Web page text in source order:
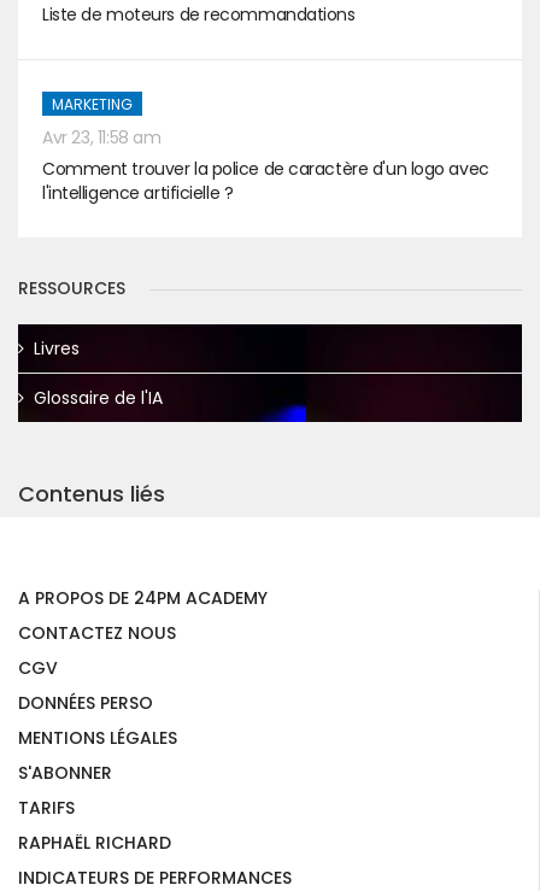
Liste de moteurs de recommandations
MARKETING
Avr 23, 11:58 am
Comment trouver la police de caractère d'un logo avec
l'intelligence artificielle ?
RESSOURCES
Livres
Glossaire de l'IA
Contenus liés
A PROPOS DE 24PM ACADEMY
CONTACTEZ NOUS
CGV
DONNÉES PERSO
MENTIONS LÉGALES
S'ABONNER
TARIFS
RAPHAËL RICHARD
INDICATEURS DE PERFORMANCES